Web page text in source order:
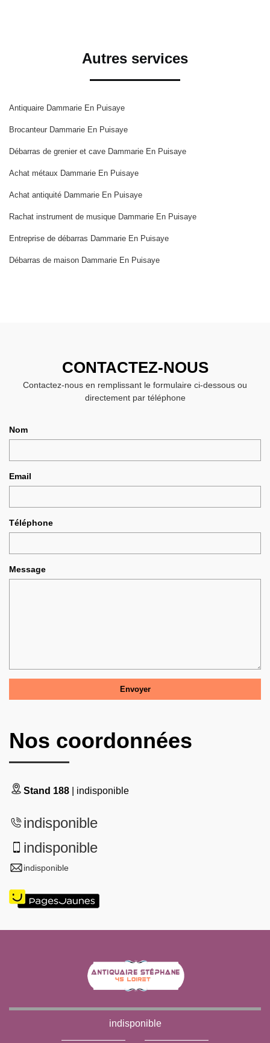
Autres services
Antiquaire Dammarie En Puisaye
Brocanteur Dammarie En Puisaye
Débarras de grenier et cave Dammarie En Puisaye
Achat métaux Dammarie En Puisaye
Achat antiquité Dammarie En Puisaye
Rachat instrument de musique Dammarie En Puisaye
Entreprise de débarras Dammarie En Puisaye
Débarras de maison Dammarie En Puisaye
CONTACTEZ-NOUS
Contactez-nous en remplissant le formulaire ci-dessous ou
directement par téléphone
Nom
Email
Téléphone
Message
Nos coordonnées
Stand 188 | indisponible
indisponible
indisponible
indisponible
indisponible